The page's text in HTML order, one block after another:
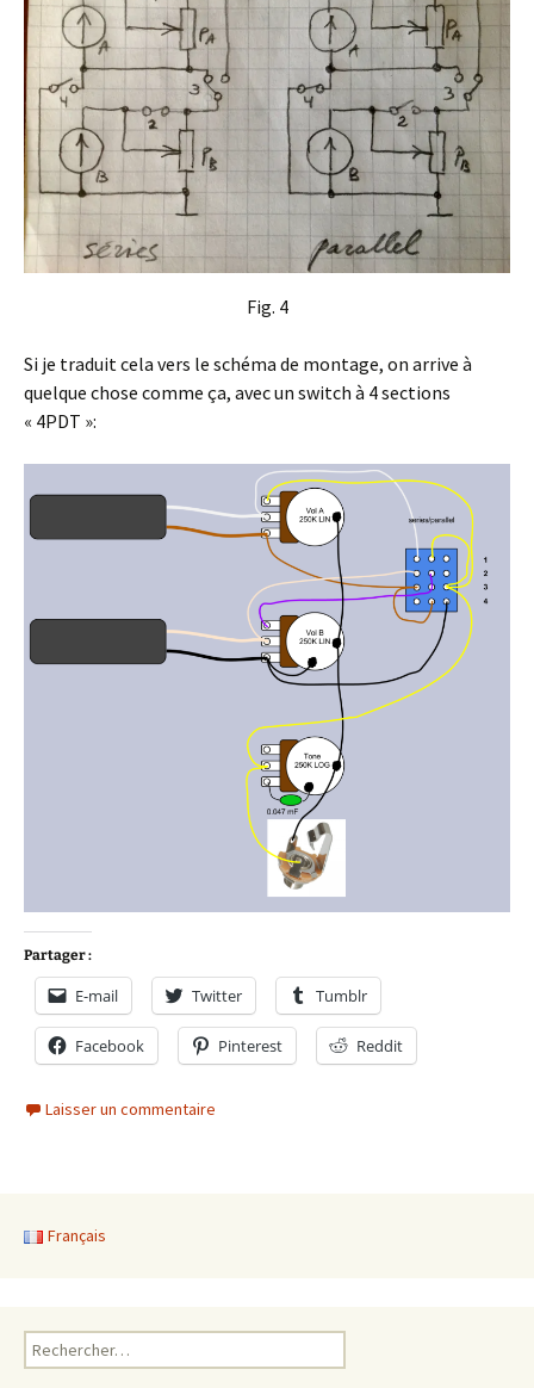
Fig. 4
Si je traduit cela vers le schéma de montage, on arrive à
quelque chose comme ça, avec un switch à 4 sections
« 4PDT »:
Partager :
E-mail Twitter Tumblr
Facebook Pinterest Reddit
Laisser un commentaire
Français
Rechercher :